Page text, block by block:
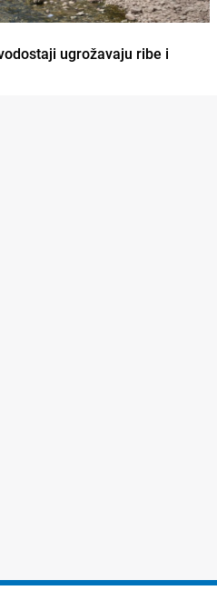
ugrožavaju ribe i